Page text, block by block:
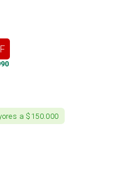
a $150.000